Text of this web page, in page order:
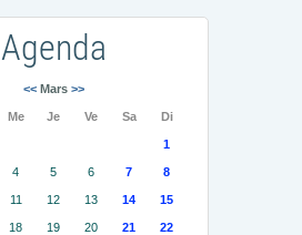
Agenda
<<Mars >>
Me Je Ve Sa Di
1
4 5 6 7 8
11 12 13 14 15
18 19 20 21 22